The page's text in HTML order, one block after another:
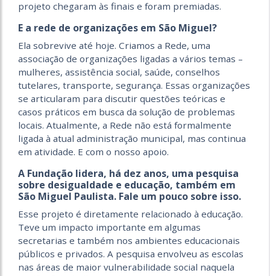
projeto chegaram às finais e foram premiadas.
E a rede de organizações em São Miguel?
Ela sobrevive até hoje. Criamos a Rede, uma
associação de organizações ligadas a vários temas –
mulheres, assistência social, saúde, conselhos
tutelares, transporte, segurança. Essas organizações
se articularam para discutir questões teóricas e
casos práticos em busca da solução de problemas
locais. Atualmente, a Rede não está formalmente
ligada à atual administração municipal, mas continua
em atividade. E com o nosso apoio.
A Fundação lidera, há dez anos, uma pesquisa
sobre desigualdade e educação, também em
São Miguel Paulista. Fale um pouco sobre isso.
Esse projeto é diretamente relacionado à educação.
Teve um impacto importante em algumas
secretarias e também nos ambientes educacionais
públicos e privados. A pesquisa envolveu as escolas
nas áreas de maior vulnerabilidade social naquela